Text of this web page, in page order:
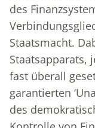
des
Staatsmacht.
Staatsapparats,
fast überall
garantierten
des